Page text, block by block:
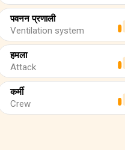
पवनन प्रणाली
Ventilation system
हमला
Attack
कर्मी
Crew